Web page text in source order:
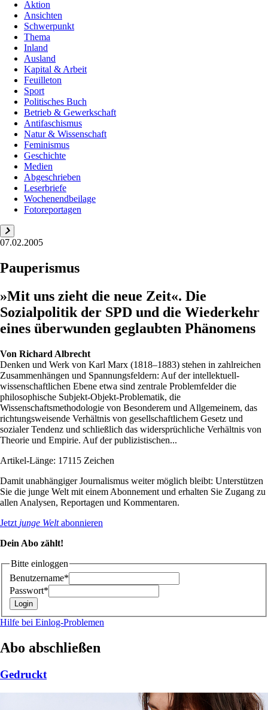
Aktion
Ansichten
Schwerpunkt
Thema
Inland
Ausland
Kapital & Arbeit
Feuilleton
Sport
Politisches Buch
Betrieb & Gewerkschaft
Antifaschismus
Natur & Wissenschaft
Feminismus
Geschichte
Medien
Abgeschrieben
Leserbriefe
Wochenendbeilage
Fotoreportagen
07.02.2005
Pauperismus
»Mit uns zieht die neue Zeit«. Die
Sozialpolitik der SPD und die Wiederkehr
eines überwunden geglaubten Phänomens
Von Richard Albrecht
Denken und Werk von Karl Marx (1818–1883) stehen in zahlreichen
Zusammenhängen und Spannungsfeldern: Auf der intellektuell-
wissenschaftlichen Ebene etwa sind zentrale Problemfelder die
philosophische Subjekt-Objekt-Problematik, die
Wissenschaftsmethodologie von Besonderem und Allgemeinem, das
richtungsweisende Verhältnis von gesellschaftlichem Gesetz und
sozialer Tendenz und schließlich das widersprüchliche Verhältnis von
Theorie und Empirie. Auf der publizistischen...
Artikel-Länge: 17115 Zeichen
Damit unabhängiger Journalismus weiter möglich bleibt: Unterstützen
Sie die junge Welt mit einem Abonnement und erhalten Sie Zugang zu
allen Analysen, Reportagen und Kommentaren.
Jetzt junge Weltabonnieren
Dein Abo zählt!
Bitte einloggen
Benutzername*
Passwort*
Hilfe bei Einlog-Problemen
Abo abschließen
Gedruckt